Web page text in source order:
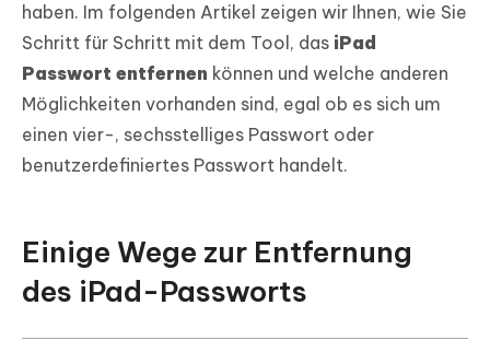
haben. Im folgenden Artikel zeigen wir Ihnen, wie Sie
Schritt für Schritt mit dem Tool, das iPad
Passwort entfernen können und welche anderen
Möglichkeiten vorhanden sind, egal ob es sich um
einen vier-, sechsstelliges Passwort oder
benutzerdefiniertes Passwort handelt.
Einige Wege zur Entfernung
des iPad-Passworts